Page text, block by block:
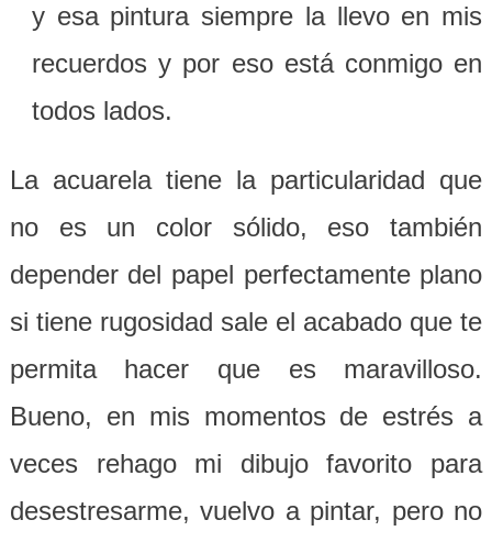
y esa pintura siempre la llevo en mis
recuerdos y por eso está conmigo en
todos lados.
La acuarela tiene la particularidad que
no es un color sólido, eso también
depender del papel perfectamente plano
si tiene rugosidad sale el acabado que te
permita hacer que es maravilloso.
Bueno, en mis momentos de estrés a
veces rehago mi dibujo favorito para
desestresarme, vuelvo a pintar, pero no